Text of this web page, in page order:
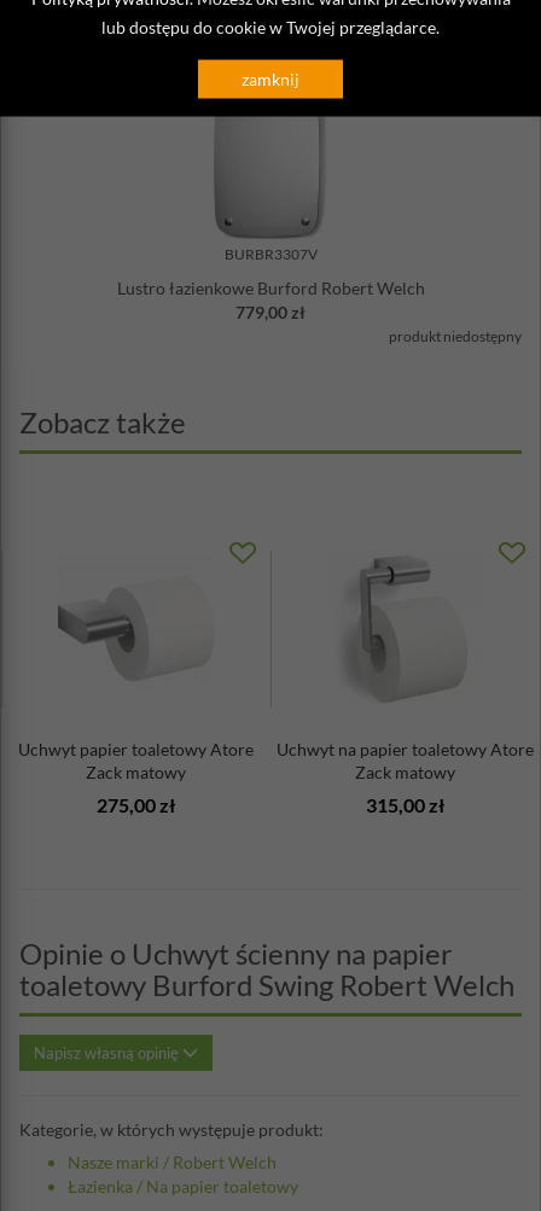
lub dostępu do cookie w Twojej przeglądarce.
zamknij
715,00 zł
BURBR3307V
Lustro łazienkowe Burford Robert Welch
779,00 zł
produkt niedostępny
Zobacz także
Uchwyt papier toaletowy Atore
Zack matowy
275,00 zł
Uchwyt na papier toaletowy Atore
Zack matowy
315,00 zł
Opinie o Uchwyt ścienny na papier
toaletowy Burford Swing Robert Welch
Napisz własną opinię
Kategorie, w których występuje produkt:
Nasze marki / Robert Welch
Łazienka / Na papier toaletowy